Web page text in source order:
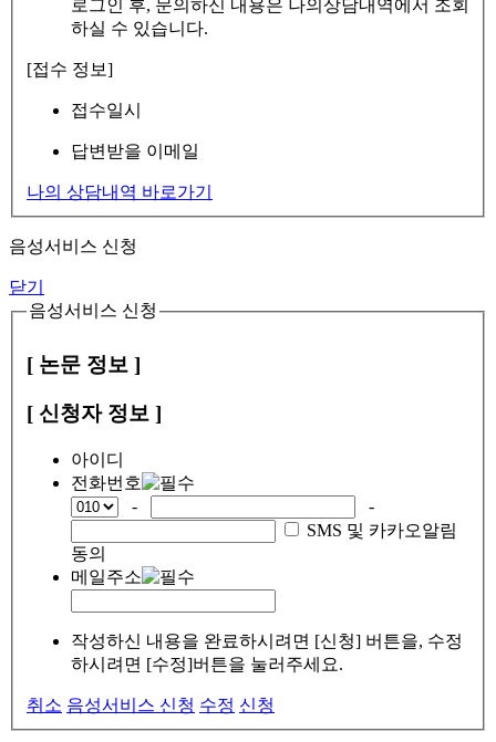
로그인 후, 문의하신 내용은 나의상담내역에서 조회
하실 수 있습니다.
[접수 정보]
접수일시
답변받을 이메일
나의 상담내역 바로가기
음성서비스 신청
닫기
음성서비스 신청
[ 논문 정보 ]
[ 신청자 정보 ]
아이디
전화번호
-
-
SMS 및 카카오알림
동의
메일주소
작성하신 내용을 완료하시려면 [신청] 버튼을, 수정
하시려면 [수정]버튼을 눌러주세요.
취소 음성서비스 신청 수정 신청